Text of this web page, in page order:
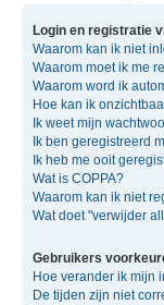
Login en registratie
Waarom kan ik niet
Waarom moet ik me
Waarom word ik
Hoe kan ik
Ik weet mijn
Ik ben geregistreerd
Ik heb me ooit
Wat is COPPA?
Waarom kan ik niet
Wat doet "verwijder
Gebruikers
Hoe verander ik mijn
De tijden zijn niet